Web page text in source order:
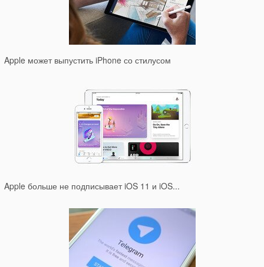
Apple может выпустить iPhone со стилусом
Apple больше не подписывает iOS 11 и iOS...